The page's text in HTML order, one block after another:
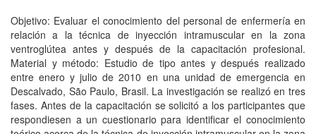
Objetivo: Evaluar el conocimiento del personal de enfermería en
relación a la técnica de inyección intramuscular en la zona
ventroglútea antes y después de la capacitación profesional.
Material y método: Estudio de tipo antes y después realizado
entre enero y julio de 2010 en una unidad de emergencia en
Descalvado, São Paulo, Brasil. La investigación se realizó en tres
fases. Antes de la capacitación se solicitó a los participantes que
respondiesen a un cuestionario para identificar el conocimiento